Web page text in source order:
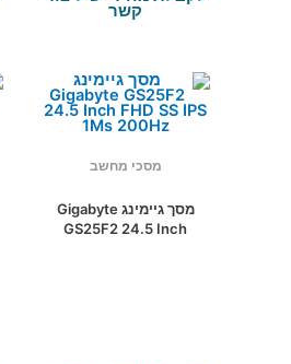
קשר
מסכי מחשב
מסך גיימינג Gigabyte
GS25F2 24.5 Inch